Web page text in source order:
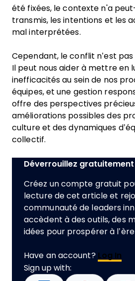
été fixées, le contexte n'a
transmis, les intentions et les
mal interprétées.
Cependant, le conflit n’est
Il peut nous aider à mettre en
inefficacités au sein de nos
équipes, et une gestion
offre des perspectives
améliorations possibles des
culture et des dynamiques
collectif.
Déverrouillez gratuitement
Créez un compte gratuit
lecture de cet article et
communauté de leaders
accèdent à des outils, des
idées pour prospérer à l’ère
Have an account? Log In
Sign up with: